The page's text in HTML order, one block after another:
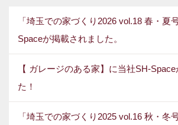
「埼玉での家づくり2026 vol.18 春・夏
Spaceが掲載されました。
【 ガレージのある家】に当社SH-
た！
「埼玉での家づくり2025 vol.16 秋・冬